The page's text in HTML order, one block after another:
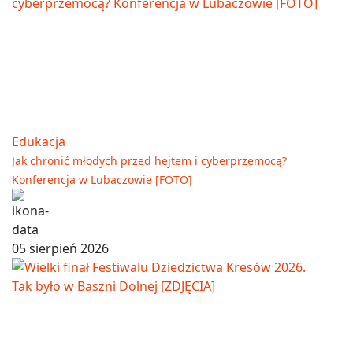
Edukacja
Jak chronić młodych przed hejtem i cyberprzemocą?
Konferencja w Lubaczowie [FOTO]
05 sierpień 2026